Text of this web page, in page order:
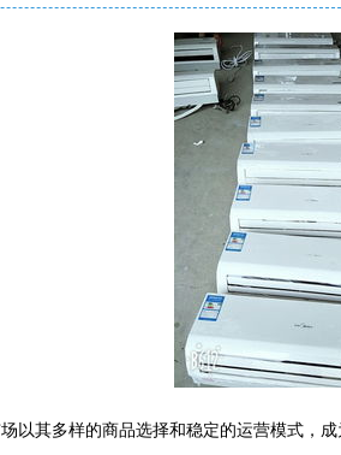
以其多样的商品选择和稳定的运营模式，